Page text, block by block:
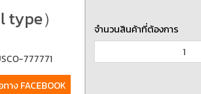
ววัสดุ
เครื่องมือที่ไม่ก่อให้เกิดประกายไฟ
(Non-sparking tools)
เครื่องมื
(ESD)
(
เครื่องมือสำหรับช่างไฟฟ้า
(Electrician Tool)
ATORN
）
777771
าง FACEBOOK
จำนวนสินค้าที่ต้องการ